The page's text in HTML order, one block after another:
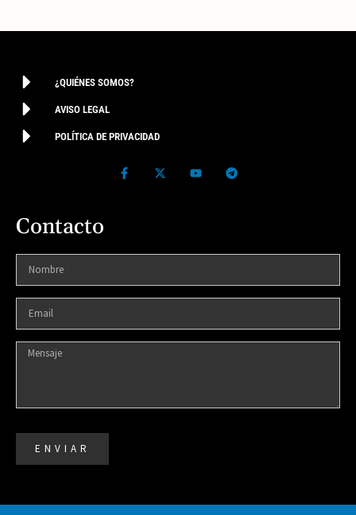
¿QUIÉNES SOMOS?
AVISO LEGAL
POLÍTICA DE PRIVACIDAD
Contacto
ENVIAR